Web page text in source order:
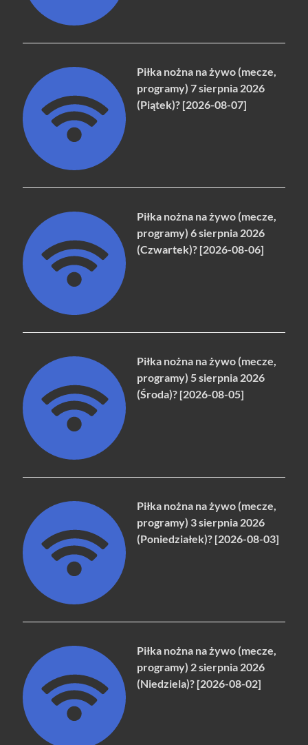
Piłka nożna na żywo (mecze,
programy) 7 sierpnia 2026
(Piątek)? [2026-08-07]
Piłka nożna na żywo (mecze,
programy) 6 sierpnia 2026
(Czwartek)? [2026-08-06]
Piłka nożna na żywo (mecze,
programy) 5 sierpnia 2026
(Środa)? [2026-08-05]
Piłka nożna na żywo (mecze,
programy) 3 sierpnia 2026
(Poniedziałek)? [2026-08-03]
Piłka nożna na żywo (mecze,
programy) 2 sierpnia 2026
(Niedziela)? [2026-08-02]